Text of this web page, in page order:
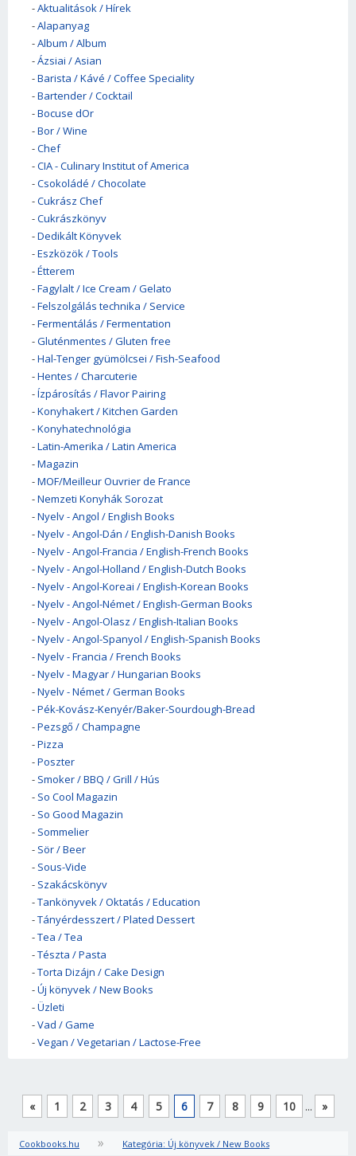
-Aktualitások / Hírek
-Alapanyag
-Album / Album
-Ázsiai / Asian
-Barista / Kávé / Coffee Speciality
-Bartender / Cocktail
-Bocuse dOr
-Bor / Wine
-Chef
-CIA - Culinary Institut of America
-Csokoládé / Chocolate
-Cukrász Chef
-Cukrászkönyv
-Dedikált Könyvek
-Eszközök / Tools
-Étterem
-Fagylalt / Ice Cream / Gelato
-Felszolgálás technika / Service
-Fermentálás / Fermentation
-Gluténmentes / Gluten free
-Hal-Tenger gyümölcsei / Fish-Seafood
-Hentes / Charcuterie
-Ízpárosítás / Flavor Pairing
-Konyhakert / Kitchen Garden
-Konyhatechnológia
-Latin-Amerika / Latin America
-Magazin
-MOF/Meilleur Ouvrier de France
-Nemzeti Konyhák Sorozat
-Nyelv - Angol / English Books
-Nyelv - Angol-Dán / English-Danish Books
-Nyelv - Angol-Francia / English-French Books
-Nyelv - Angol-Holland / English-Dutch Books
-Nyelv - Angol-Koreai / English-Korean Books
-Nyelv - Angol-Német / English-German Books
-Nyelv - Angol-Olasz / English-Italian Books
-Nyelv - Angol-Spanyol / English-Spanish Books
-Nyelv - Francia / French Books
-Nyelv - Magyar / Hungarian Books
-Nyelv - Német / German Books
-Pék-Kovász-Kenyér/Baker-Sourdough-Bread
-Pezsgő / Champagne
-Pizza
-Poszter
- Smoker / BBQ / Grill / Hús
- So Cool Magazin
- So Good Magazin
- Sommelier
- Sör / Beer
- Sous-Vide
- Szakácskönyv
-Tankönyvek / Oktatás / Education
-Tányérdesszert / Plated Dessert
-Tea / Tea
-Tészta / Pasta
-Torta Dizájn / Cake Design
-Új könyvek / New Books
-Üzleti
-Vad / Game
-Vegan / Vegetarian / Lactose-Free
« 1 2 3 4 5 6 7 8 9 10 ... »
Cookbooks.hu » Kategória: Új könyvek / New Books